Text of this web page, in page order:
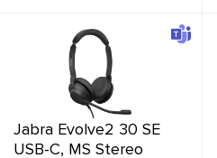
Jabra Evolve2 30 SE
USB-C, MS Stereo